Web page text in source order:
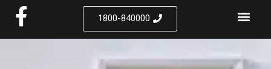
1800-840000